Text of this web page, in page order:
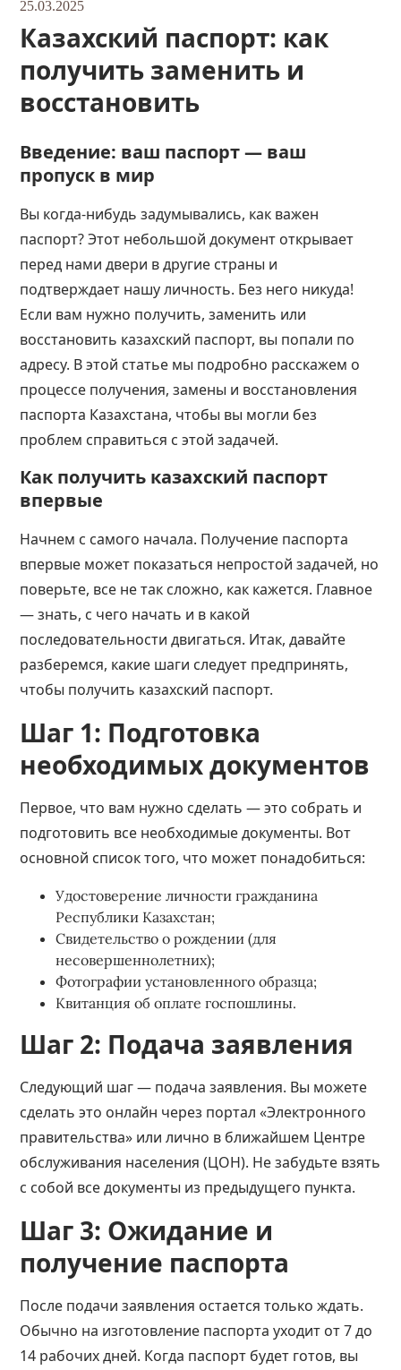
25.03.2025
Казахский паспорт: как
получить заменить и
восстановить
Введение: ваш паспорт — ваш
пропуск в мир
Вы когда-нибудь задумывались, как важен
паспорт? Этот небольшой документ открывает
перед нами двери в другие страны и
подтверждает нашу личность. Без него никуда!
Если вам нужно получить, заменить или
восстановить казахский паспорт, вы попали по
адресу. В этой статье мы подробно расскажем о
процессе получения, замены и восстановления
паспорта Казахстана, чтобы вы могли без
проблем справиться с этой задачей.
Как получить казахский паспорт
впервые
Начнем с самого начала. Получение паспорта
впервые может показаться непростой задачей, но
поверьте, все не так сложно, как кажется. Главное
— знать, с чего начать и в какой
последовательности двигаться. Итак, давайте
разберемся, какие шаги следует предпринять,
чтобы получить казахский паспорт.
Шаг 1: Подготовка
необходимых документов
Первое, что вам нужно сделать — это собрать и
подготовить все необходимые документы. Вот
основной список того, что может понадобиться:
Удостоверение личности гражданина
Республики Казахстан;
Свидетельство о рождении (для
несовершеннолетних);
Фотографии установленного образца;
Квитанция об оплате госпошлины.
Шаг 2: Подача заявления
Следующий шаг — подача заявления. Вы можете
сделать это онлайн через портал «Электронного
правительства» или лично в ближайшем Центре
обслуживания населения (ЦОН). Не забудьте взять
с собой все документы из предыдущего пункта.
Шаг 3: Ожидание и
получение паспорта
После подачи заявления остается только ждать.
Обычно на изготовление паспорта уходит от 7 до
14 рабочих дней. Когда паспорт будет готов, вы